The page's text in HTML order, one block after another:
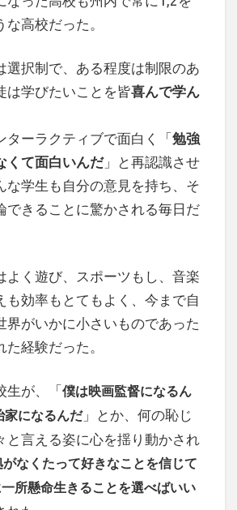
高校だった。
選択制で、ある程度は制限のあ
は学びたいことを皆喜んで学ん
ターラクティブで面白く「勉強
くて面白いんだ」と再認識させ
な学生も自分の意見を持ち、そ
できることに驚かされる毎日だ
よく遊び、スポーツもし、音楽
も効率もとてもよく、今まで自
界がいかに小さいものであった
経験だった。
生が、「僕は映画監督になるん
家になるんだ」とか、何の恥じ
と言える姿に心を揺り動かされ
なくたって好きなことを信じて
所懸命生きることを選べばいい